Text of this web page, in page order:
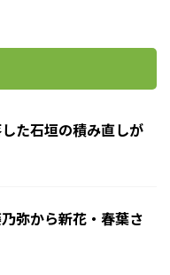
た石垣の積み直しが
弥から新花・春葉さ